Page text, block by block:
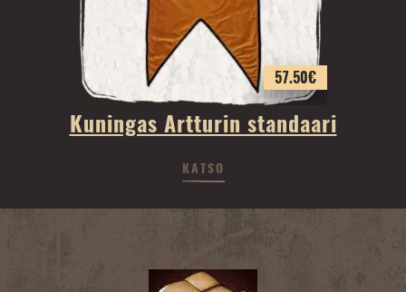
57.50€
Kuningas Artturin standaari
KATSO